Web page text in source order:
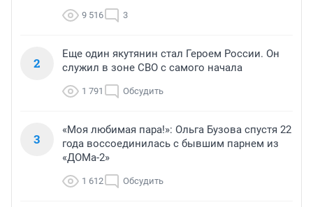
9 516 3
2
Еще один якутянин стал Героем России. Он
служил в зоне СВО с самого начала
1 791 Обсудить
3
«Моя любимая пара!»: Ольга Бузова спустя 22
года воссоединилась с бывшим парнем из
«ДОМа-2»
1 612 Обсудить